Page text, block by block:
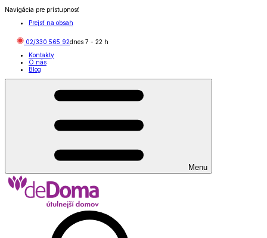
Navigácia pre prístupnosť
Prejsť na obsah
02/330 565 92dnes 7 - 22 h
Kontakty
O nás
Blog
Menu